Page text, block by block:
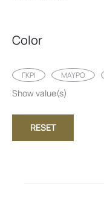
Color
ΓΚΡΙ ΜΑΥΡΟ
Show value(s)
RESET